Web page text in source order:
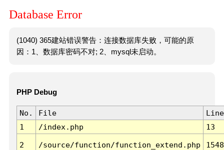
Database Error
(1040) 365建站错误警告：连接数据库失败，可能的原
因：1、数据库密码不对; 2、mysql未启动。
PHP Debug
No. File
Line
1
/index.php 13
2 /source/function/function_extend.php 1548